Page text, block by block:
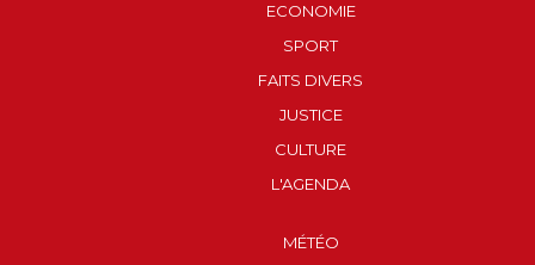
ECONOMIE
SPORT
FAITS DIVERS
JUSTICE
CULTURE
L'AGENDA
MÉTÉO